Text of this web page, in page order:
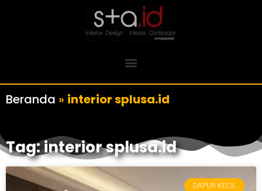
Beranda » interior splusa.id
Tag: interior splusa.id
DAPUR KECIL